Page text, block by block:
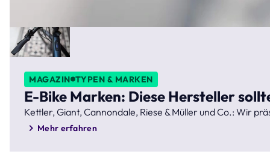
MAGAZIN TYPEN & MARKEN
E-Bike Marken: Diese Hersteller
Kettler, Giant, Cannondale, Riese & Müller und Co.: Wir
Mehr erfahren